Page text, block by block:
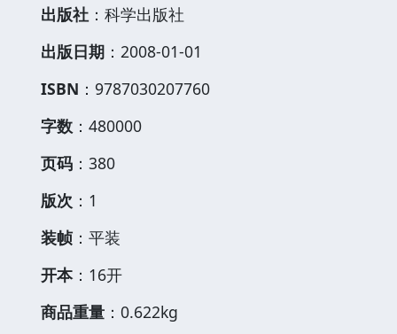
出版社 ：科学出版社
出版日期 ：2008-01-01
ISBN ：9787030207760
字数 ：480000
页码 ：380
版次 ：1
装帧 ：平装
开本：16开
商品重量 ：0.622kg